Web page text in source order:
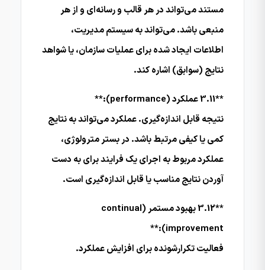
مستند می‌تواند در هر قالب و رسانه‌ای و از هر
منبعی باشد. می‌تواند به سیستم مدیریت،
اطلاعات ایجاد شده برای عملیات سازمان، یا شواهد
نتایج (سوابق) اشاره کند.
**3.11 عملکرد (performance):**
نتیجه قابل اندازه‌گیری. عملکرد می‌تواند به نتایج
کمی یا کیفی مرتبط باشد. در بستر مترولوژی،
عملکرد مربوط به اجرای یک فرایند برای به دست
آوردن نتایج مناسب یا قابل اندازه‌گیری است.
**3.12 بهبود مستمر (continual
improvement):**
فعالیت تکرارشونده برای افزایش عملکرد.